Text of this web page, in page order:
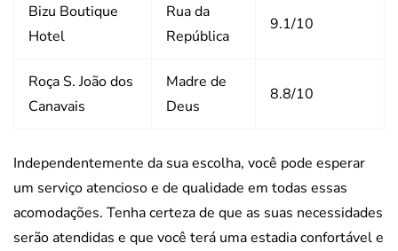
Bizu Boutique
Hotel
Rua da
República
9.1/10
Roça S. João dos
Canavais
Madre de
Deus
8.8/10
Independentemente da sua escolha, você pode esperar
um serviço atencioso e de qualidade em todas essas
acomodações. Tenha certeza de que as suas necessidades
serão atendidas e que você terá uma estadia confortável e